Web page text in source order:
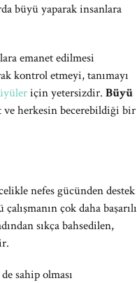
büyü yaparak insanlara
emanet edilmesi
kontrol etmeyi, tanımayı
için yetersizdir. Büyü
ve herkesin becerebildiği bir
nefes gücünden destek
çok daha başarılı
sıkça bahsedilen,
sahip olması